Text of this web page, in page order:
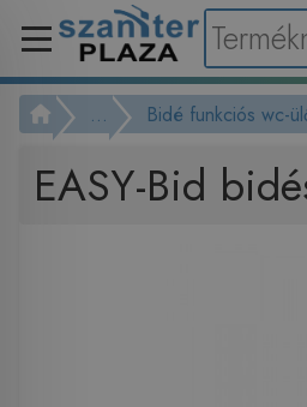
... Bidé funkciós wc-
EASY-Bid